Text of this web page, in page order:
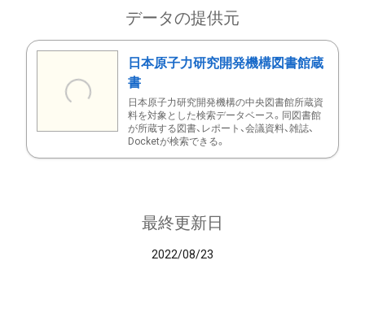
データの提供元
日本原子力研究開発機構図書館蔵
書
日本原子力研究開発機構の中央図書館所蔵資
料を対象とした検索データベース。同図書館
が所蔵する図書、レポート、会議資料、雑誌、
Docketが検索できる。
最終更新日
2022/08/23